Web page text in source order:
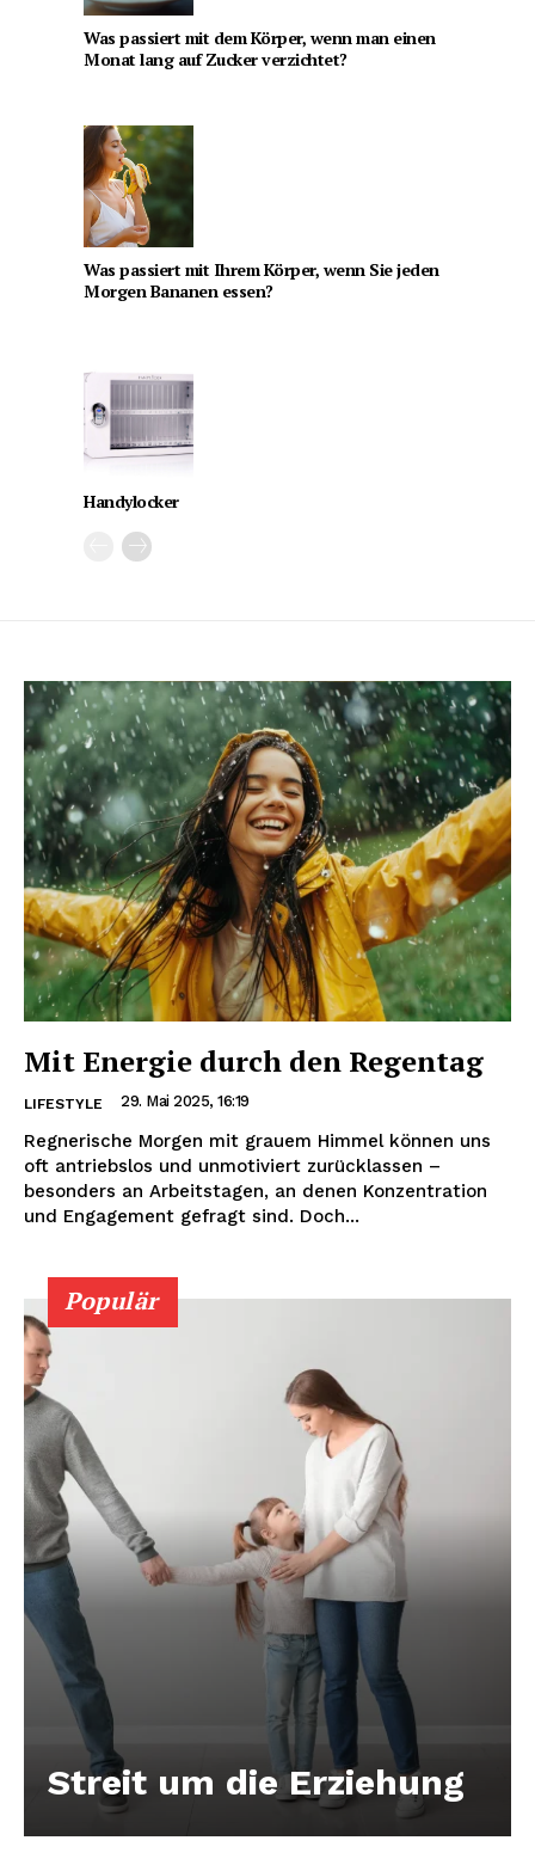
Was passiert mit dem Körper, wenn man einen
Monat lang auf Zucker verzichtet?
Was passiert mit Ihrem Körper, wenn Sie jeden
Morgen Bananen essen?
Handylocker
Mit Energie durch den Regentag
LIFESTYLE 29. Mai 2025, 16:19
Regnerische Morgen mit grauem Himmel können uns
oft antriebslos und unmotiviert zurücklassen –
besonders an Arbeitstagen, an denen Konzentration
und Engagement gefragt sind. Doch...
Populär
Streit um die Erziehung